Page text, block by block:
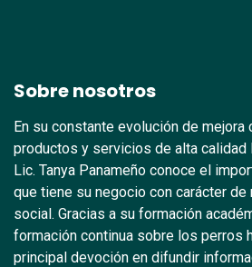
Sobre nosotros
En su constante evolución de mejora
productos y servicios de alta calidad
Lic. Tanya Panameño conoce el
que tiene su negocio con carácter
social. Gracias a su formación
formación continua sobre los perros
principal devoción en difundir